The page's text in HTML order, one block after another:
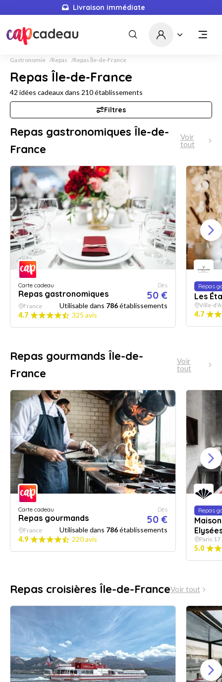
Livraison immédiate
Gastronomie Repas Repas Île-de-France
Repas Île-de-France
42 idées cadeaux dans 210établissements
Filtres
Repas gastronomiques Île-de-
France
Voir
tout
Carte cadeau
Repas gastronomiques
Dès
50 €
France Utilisable dans 786établissements
4.7
325 avis
Repas
Les
Ville-
4.7
Repas gourmands Île-de-
France
Voir
tout
Carte cadeau
Repas gourmands
Dès
50 €
France Utilisable dans 786établissements
4.9
220 avis
Repas
Paris 17
5.0
Repas croisières Île-de-FranceVoir tout